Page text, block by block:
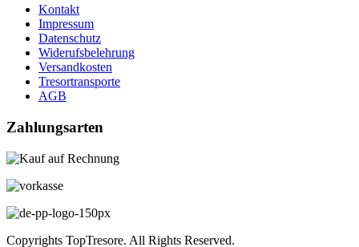
Kontakt
Impressum
Datenschutz
Widerufsbelehrung
Versandkosten
Tresortransporte
AGB
Zahlungsarten
Copyrights TopTresore. All Rights Reserved.